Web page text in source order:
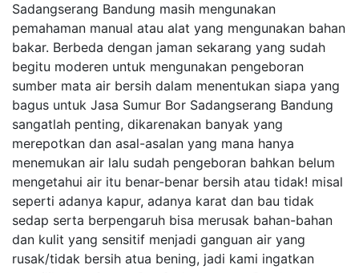
Sadangserang Bandung masih mengunakan
pemahaman manual atau alat yang mengunakan bahan
bakar. Berbeda dengan jaman sekarang yang sudah
begitu moderen untuk mengunakan pengeboran
sumber mata air bersih dalam menentukan siapa yang
bagus untuk Jasa Sumur Bor Sadangserang Bandung
sangatlah penting, dikarenakan banyak yang
merepotkan dan asal-asalan yang mana hanya
menemukan air lalu sudah pengeboran bahkan belum
mengetahui air itu benar-benar bersih atau tidak! misal
seperti adanya kapur, adanya karat dan bau tidak
sedap serta berpengaruh bisa merusak bahan-bahan
dan kulit yang sensitif menjadi ganguan air yang
rusak/tidak bersih atua bening, jadi kami ingatkan